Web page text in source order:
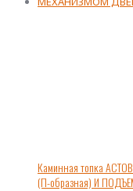
Каминная топка
(П-образная) И